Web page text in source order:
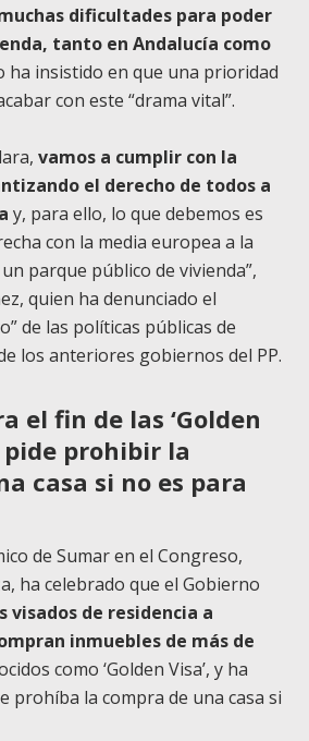
dificultades para poder
tanto en Andalucía como
ha insistido en que una prioridad
con este “drama vital”.
vamos a cumplir con la
el derecho de todos a
y, para ello, lo que debemos es
con la media europea a la
parque público de vivienda”,
quien ha denunciado el
de las políticas públicas de
los anteriores gobiernos del PP.
el fin de las ‘Golden
pide prohibir la
casa si no es para
de Sumar en el Congreso,
ha celebrado que el Gobierno
visados de residencia a
inmuebles de más de
como ‘Golden Visa’, y ha
prohíba la compra de una casa si